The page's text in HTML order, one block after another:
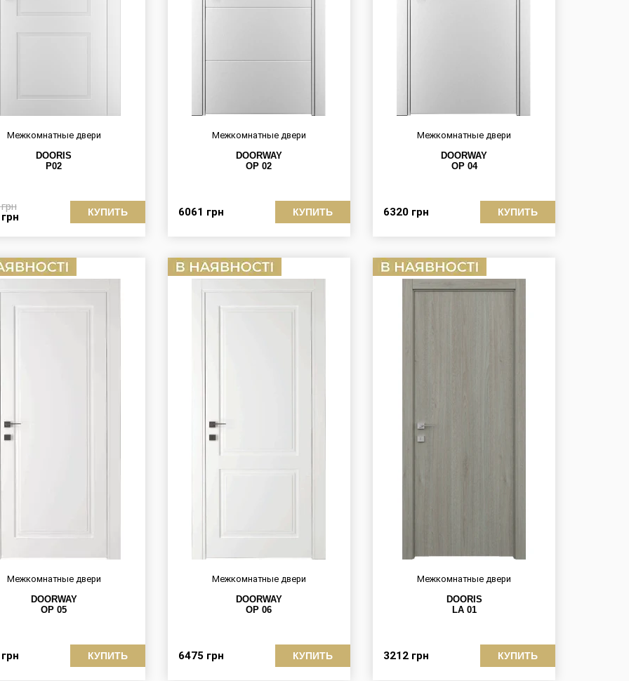
Межкомнатные двери
DOORIS
P02
грн
грн КУПИТЬ
Межкомнатные двери
DOORWAY
OP 02
6061 грн КУПИТЬ
Межкомнатные двери
DOORWAY
OP 04
6320 грн КУПИТЬ
Межкомнатные двери
DOORWAY
OP 05
грн КУПИТЬ
Межкомнатные двери
DOORWAY
OP 06
6475 грн КУПИТЬ
Межкомнатные двери
DOORIS
LA 01
3212 грн КУПИТЬ